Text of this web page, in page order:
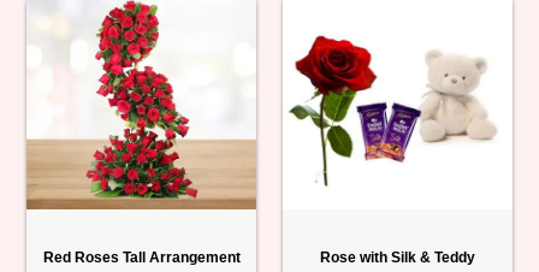
Red Roses Tall Arrangement Rose with Silk & Teddy